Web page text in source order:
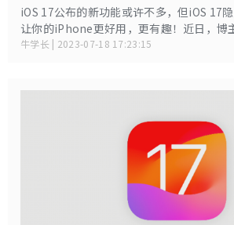
iOS 17公布的新功能或许不多，但iOS 17
让你的iPhone更好用，更有趣！近日，博
前发布推文表示，在 iOS 17相册中输入关
牛学长 | 2023-07-18 17:23:15